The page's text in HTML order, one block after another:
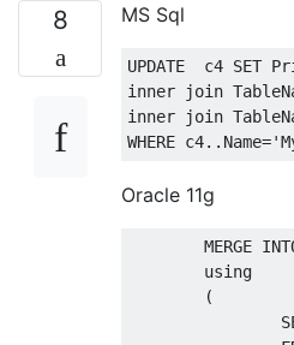
8 MS Sql
UPDATE
  c4
SET
inner
join
inner
join
WHERE c4.. Name=
Oracle 11g
MERGE
using
(